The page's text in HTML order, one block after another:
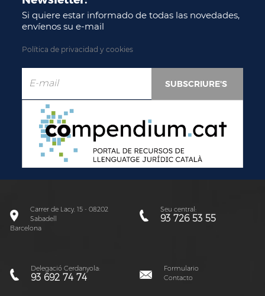
Si quiere estar informado de todas las novedades,
envíenos su e-mail
Política de privacidad y cookies
Carrer de Lacy, 15 - 08202
Sabadell
Barcelona
Seu central:
93 726 53 55
Delegació Cerdanyola:
93 692 74 74
Formulario
Contacto